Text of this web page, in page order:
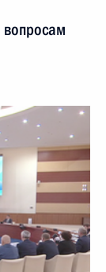
вопросам